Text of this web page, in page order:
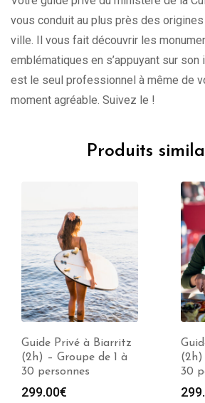
vous conduit au plus près des
ville. Il vous fait découvrir les
emblématiques en s’appuyant sur son
est le seul professionnel à même de
moment agréable. Suivez le !
Produits
Guide Privé à Biarritz
(2h) – Groupe de 1 à
30 personnes
299.00€
(2h)
30